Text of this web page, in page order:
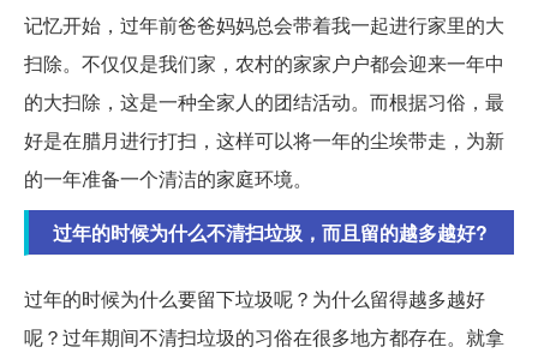
记忆开始，过年前爸爸妈妈总会带着我一起进行家里的大
扫除。不仅仅是我们家，农村的家家户户都会迎来一年中
的大扫除，这是一种全家人的团结活动。而根据习俗，最
好是在腊月进行打扫，这样可以将一年的尘埃带走，为新
的一年准备一个清洁的家庭环境。
过年的时候为什么不清扫垃圾，而且留的越多越好?
过年的时候为什么要留下垃圾呢？为什么留得越多越好
呢？过年期间不清扫垃圾的习俗在很多地方都存在。就拿